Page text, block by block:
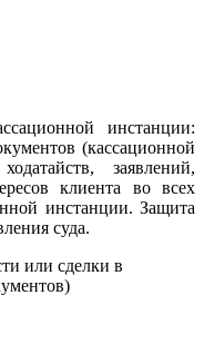
инстанции:
(кассационной
заявлений,
клиента во всех
инстанции. Защита
суда.
или сделки в